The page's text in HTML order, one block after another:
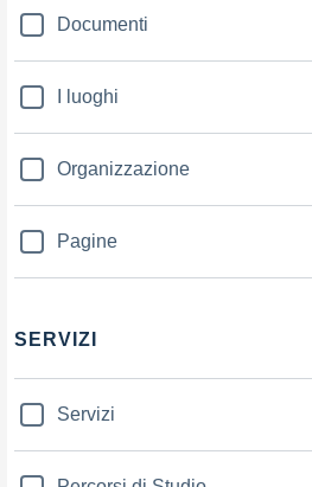
Documenti
I luoghi
Organizzazione
Pagine
SERVIZI
Servizi